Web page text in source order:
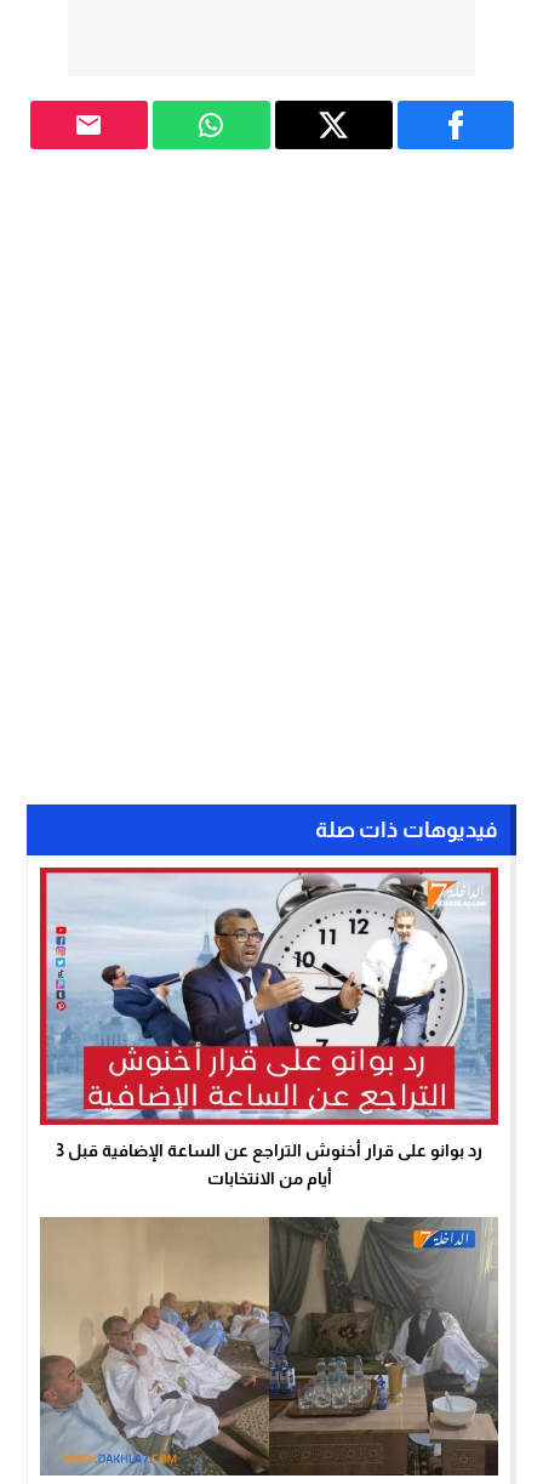
فيديوهات ذات صلة
رد بوانو على قرار أخنوش التراجع عن الساعة الإضافية قبل 3
أيام من الانتخابات